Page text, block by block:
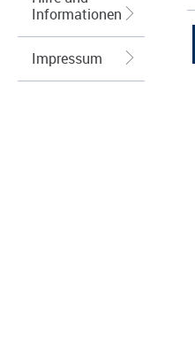
Informationen
Impressum